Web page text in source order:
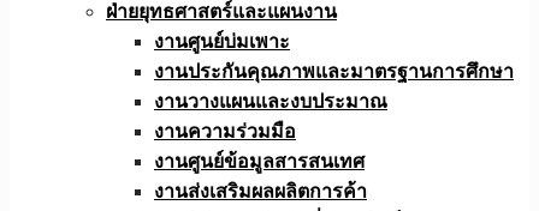
ฝ่ายยุทธศาสตร์และแผนงาน
งานศูนย์บ่มเพาะ
งานประกันคุณภาพและมาตรฐานการศึกษา
งานวางแผนและงบประมาณ
งานความร่วมมือ
งานศูนย์ข้อมูลสารสนเทศ
งานส่งเสริมผลผลิตการค้า